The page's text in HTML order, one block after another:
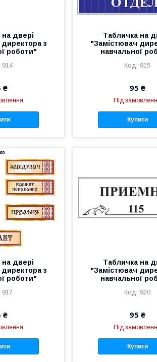
двері
з
роботи"
914
₴
Табличка на
"Замістювач
навчальної
915
95 ₴
Під
Купити
двері
з
роботи"
917
₴
Табличка на
"Замістювач
навчальної
920
95 ₴
Під
Купити